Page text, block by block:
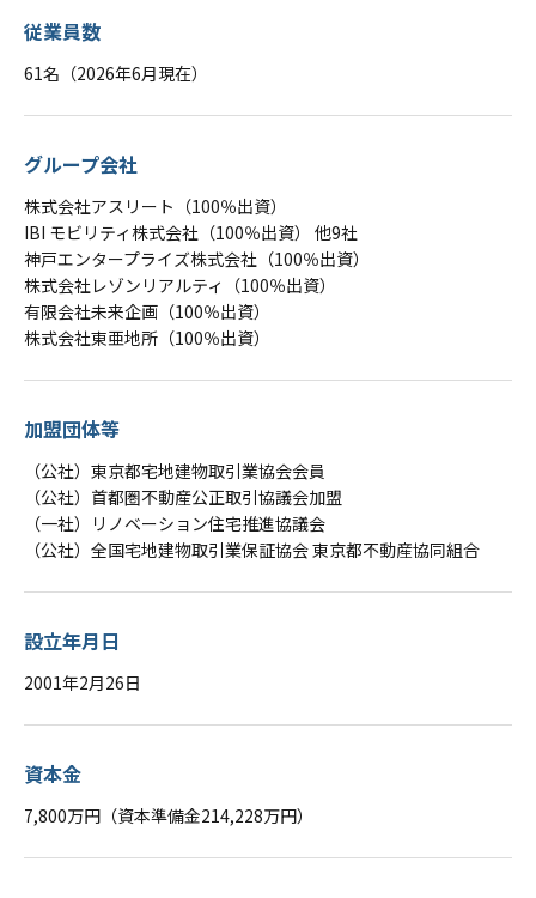
従業員数
61名（2026年6月現在）
グループ会社
株式会社アスリート（100％出資）
IBI モビリティ株式会社（100％出資） 他9社
神戸エンタープライズ株式会社（100％出資）
株式会社レゾンリアルティ（100％出資）
有限会社未来企画（100％出資）
株式会社東亜地所（100％出資）
加盟団体等
（公社）東京都宅地建物取引業協会会員
（公社）首都圏不動産公正取引協議会加盟
（一社）リノベーション住宅推進協議会
（公社）全国宅地建物取引業保証協会 東京都不動産協同組合
設立年月日
2001年2月26日
資本金
7,800万円（資本準備金214,228万円）